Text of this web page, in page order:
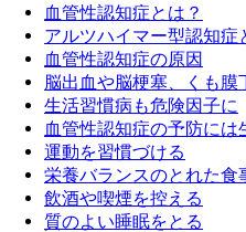
血管性認知症とは？
アルツハイマー型認知症
血管性認知症の原因
脳出血や脳梗塞、くも
生活習慣病も危険因子に
血管性認知症の予防に
運動を習慣づける
栄養バランスのとれた食
飲酒や喫煙を控える
質のよい睡眠をとる